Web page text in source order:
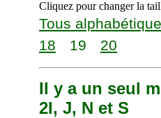
Cliquez pour changer la
Tous alphabétique
18
19 20
Il y a un seul
2I, J, N et S